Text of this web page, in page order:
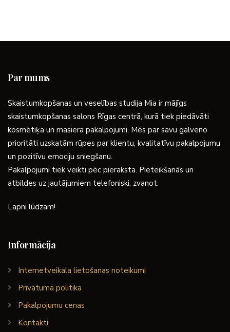
Par mums
Skaistumkopšanas un veselības studija Mia ir mājīgs
skaistumkopšanas salons Rīgas centrā, kurā tiek piedāvāti
kosmētiķa un masiera pakalpojumi. Mēs par savu galveno
prioritāti uzskatām rūpes par klientu, kvalitatīvu pakalpojumu
un pozitīvu emociju sniegšanu.
Pakalpojumi tiek veikti pēc pieraksta. Pieteikšanās un
atbildes uz jautājumiem telefoniski, zvanot.
Lapni lūdzam!
Informācija
Internetveikala lietošanas noteikumi
Privātuma politika
Pakalpojumu cenas
Kontakti